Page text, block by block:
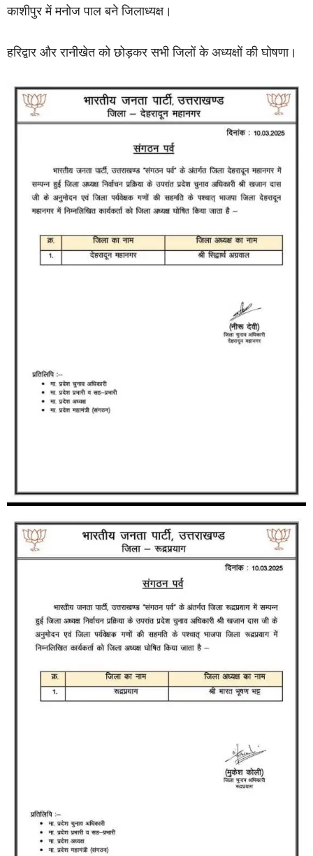
काशीपुर में मनोज पाल बने जिलाध्यक्ष।
हरिद्वार और रानीखेत को छोड़कर सभी जिलों के अध्यक्षों की घोषणा।